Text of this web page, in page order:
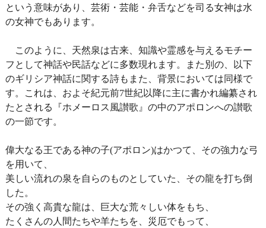
という意味があり、芸術・芸能・弁舌などを司る女神は水
の女神でもあります。
このように、天然泉は古来、知識や霊感を与えるモチー
フとして神話や民話などに多数現れます。また別の、以下
のギリシア神話に関する詩もまた、背景においては同様で
す。これは、およそ紀元前7世紀以降に主に書かれ編纂され
たとされる『ホメーロス風讃歌』の中のアポロンへの讃歌
の一節です。
偉大なる王である神の子(アポロン)はかつて、その強力な弓
を用いて、
美しい流れの泉を自らのものとしていた、その龍を打ち倒
した。
その強く高貴な龍は、巨大な荒々しい体をもち、
たくさんの人間たちや羊たちを、災厄でもって、